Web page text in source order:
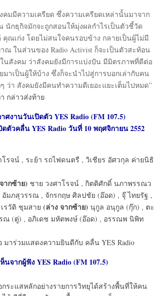
คมมีความเครียด ซึ่งความเครียดเหล่านั้นมาจาก
นักธุกิจมักจะถูกสอนให้มุ่งผลกำไรเป็นตัวชี้วัด
ณเก่ง โดยไม่สนใจคนรอบข้าง กลายเป็นผู้ไม่มี
ณ ในส่วนของ Radio Activist ก็จะเป็นตัวสะท้อน
นสังคม ว่าสังคมยังมีการแบ่งปัน มีมิตรภาพที่ดีต่อ
มาเป็นผู้ให้บ้าง ซึ่งก็จะนำไปสู่การบอกเล่ากับคน
ว่า สังคมยังมีคนทำความดีเยอะแยะเต็มไปหมด”
กล่าวส่งท้าย
ศงานวันเปิดตัว YES Radio (FM 107.5)
ตัวคลื่น YES Radio วันที่ 10 พฤศจิกายน 2552
รจน์ , ระย้า รถไฟดนตรี , วิเชียร อัศวกุล ค่ายนิธิ
กซ้าย) ชาย วงศาโรจน์ , กิตติศักดิ์ นภาพรรณว
มภสุวรรณ , จักรกฤษ ศิลปชัย (อ๊อด) , จุ๊ ไทยรัฐ ,
รวัติ ชุมสาย (ล่าง จากซ้าย) นุกูล อนุกูล (กุ๊ก) , ตะ
ณ (ตู่) , อภิเดช มหัตพงษ์ (อ๊อด) , อรรณพ นิพิท
าร่วมแสดงความยินดีกับ คลื่น YES Radio
นจากผู้ฟัง YES Radio (FM 107.5)
กระแสหลักอย่างรายการวิทยุได้สร้างพื้นที่ให้คน